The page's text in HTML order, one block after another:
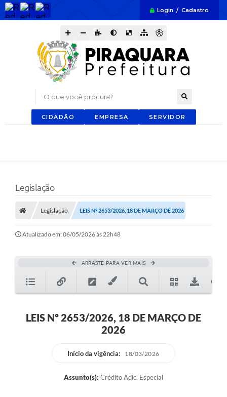
Login / Cadastro
O que você procura?
CIDADÃO EMPRESA SERVIDOR
Legislação
Legislação LEIS Nº 2653/2026, 18 DE MARÇO DE 2026
Atualizado em: 06/05/2026 às 22h48
ARRASTE PARA VER MAIS
LEIS Nº 2653/2026, 18 DE MARÇO DE
2026
Início da vigência: 18/03/2026
Assunto(s): Crédito Adic. Especial